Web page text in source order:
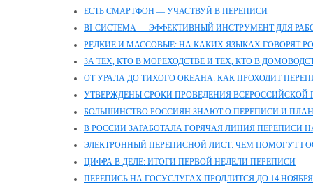
ЕСТЬ СМАРТФОН — УЧАСТВУЙ В ПЕРЕПИСИ
BI-СИСТЕМА — ЭФФЕКТИВНЫЙ ИНСТРУМЕНТ ДЛЯ
РЕДКИЕ И МАССОВЫЕ: НА КАКИХ ЯЗЫКАХ ГОВОРЯТ
ЗА ТЕХ, КТО В МОРЕХОДСТВЕ И ТЕХ, КТО В
ОТ УРАЛА ДО ТИХОГО ОКЕАНА: КАК ПРОХОДИТ
УТВЕРЖДЕНЫ СРОКИ ПРОВЕДЕНИЯ ВСЕРОССИЙСКОЙ
БОЛЬШИНСТВО РОССИЯН ЗНАЮТ О ПЕРЕПИСИ И
В РОССИИ ЗАРАБОТАЛА ГОРЯЧАЯ ЛИНИЯ ПЕРЕПИСИ
ЭЛЕКТРОННЫЙ ПЕРЕПИСНОЙ ЛИСТ: ЧЕМ ПОМОГУТ
ЦИФРА В ДЕЛЕ: ИТОГИ ПЕРВОЙ НЕДЕЛИ ПЕРЕПИСИ
ПЕРЕПИСЬ НА ГОСУСЛУГАХ ПРОДЛИТСЯ ДО 14 НОЯБРЯ